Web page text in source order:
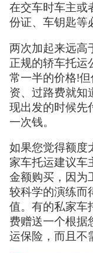
在交车时车主或
份证、车钥匙等
两次加起来远高
正规的轿车托运
常一半的价格!
资、过路费就知
现出发的时候先
一次钱。
如果您觉得额度
家车托运建议车
金额购买，因为
较科学的演练而
值。有的私家车
费赠送一个根据
运保险，而且不